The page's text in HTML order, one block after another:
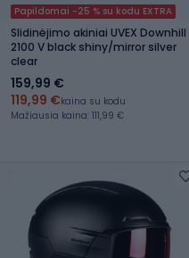
Papildomai -25 % su kodu EXTRA
Slidinėjimo akiniai UVEX Downhill
2100 V black shiny/mirror silver
clear
159,99 €
119,99 €kaina su kodu
Mažiausia kaina: 111,99 €